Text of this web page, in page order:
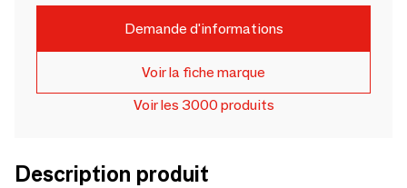
Demande d'informations
Voir la fiche marque
Voir les 3000 produits
Description produit